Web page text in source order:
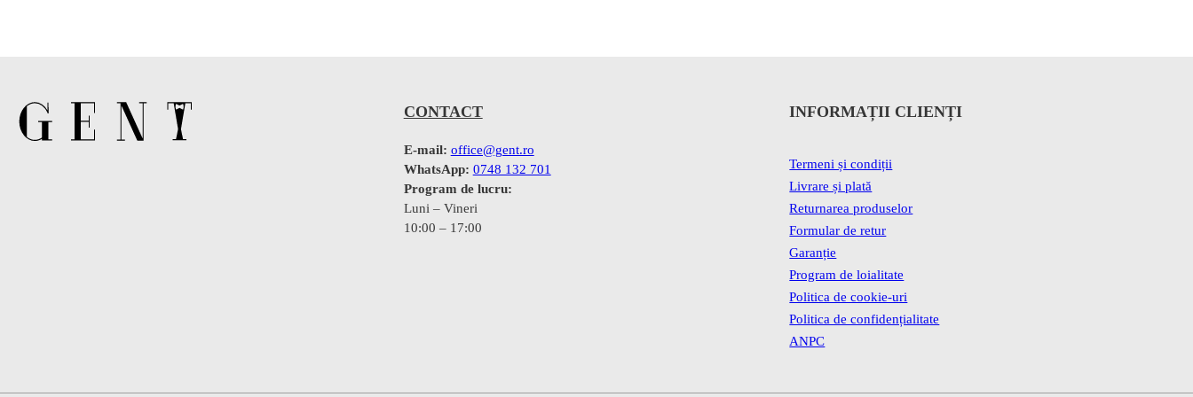
CONTACT
E-mail: office@gent.ro
WhatsApp: 0748 132 701
Program de lucru:
Luni – Vineri
10:00 – 17:00
INFORMAȚII CLIENȚI
Termeni și condiții
Livrare și plată
Returnarea produselor
Formular de retur
Garanție
Program de loialitate
Politica de cookie-uri
Politica de confidențialitate
ANPC